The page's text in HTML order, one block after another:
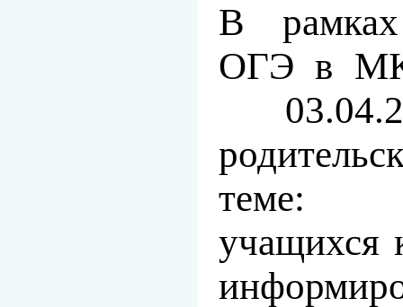
В
ОГЭ в
теме:
учащихся